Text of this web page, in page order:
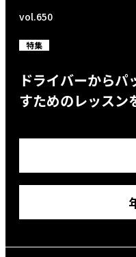
vol.650
特集
ドライバーから
すためのレッスン